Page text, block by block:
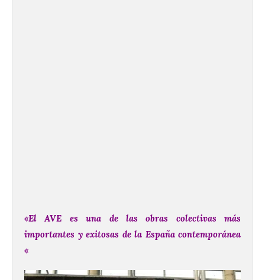
«El AVE es una de las obras colectivas más
importantes y exitosas de la España contemporánea
«